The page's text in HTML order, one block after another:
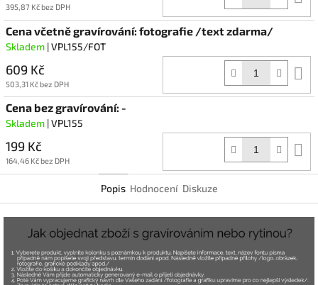
395,87 Kč bez DPH
Cena včetně gravírování: fotografie /text zdarma/
Skladem | VPL155/FOT
609 Kč
503,31 Kč bez DPH
Cena bez gravírování: -
Skladem | VPL155
199 Kč
164,46 Kč bez DPH
Popis Hodnocení Diskuze